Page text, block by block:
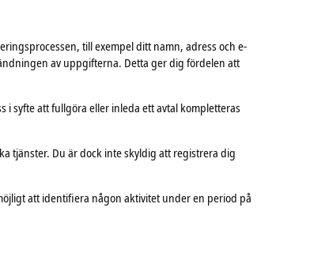
till exempel ditt namn, adress och e-
av uppgifterna. Detta ger dig fördelen att
i syfte att fullgöra eller inleda ett avtal kompletteras
tjänster. Du är dock inte skyldig att registrera dig
att identifiera någon aktivitet under en period på